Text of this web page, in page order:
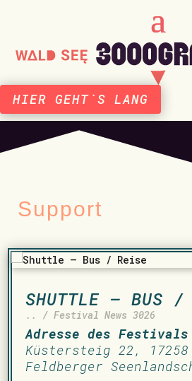
HIER GEHT`S LANG
Support
SHUTTLE – BUS /
.. / Festival News 3026
Adresse des Festivals
Küstersteig 22, 17258
Feldberger